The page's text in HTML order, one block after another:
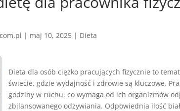
| maj 10, 2025 | Dieta
Dieta dla osób ciężko pracujących fizycznie to
świecie, gdzie wydajność i zdrowie są kluczowe.
godziny w ruchu, co wymaga od ich organizmów
zbilansowanego odżywiania. Odpowiednia ilość